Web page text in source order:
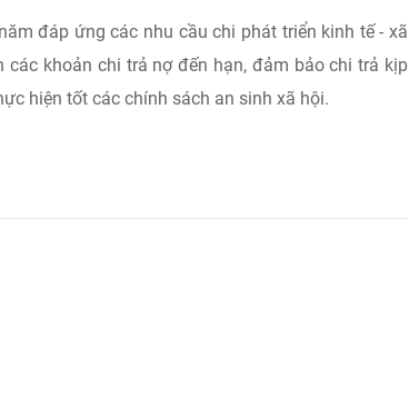
đáp ứng các nhu cầu chi phát triển kinh tế - xã
khoản chi trả nợ đến hạn, đảm bảo chi trả kịp
hiện tốt các chính sách an sinh xã hội.